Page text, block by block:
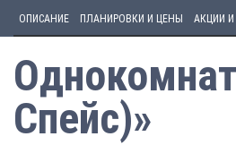
ОПИСАНИЕ ПЛАНИРОВКИ И ЦЕНЫ АКЦИИ И
Спейс)»